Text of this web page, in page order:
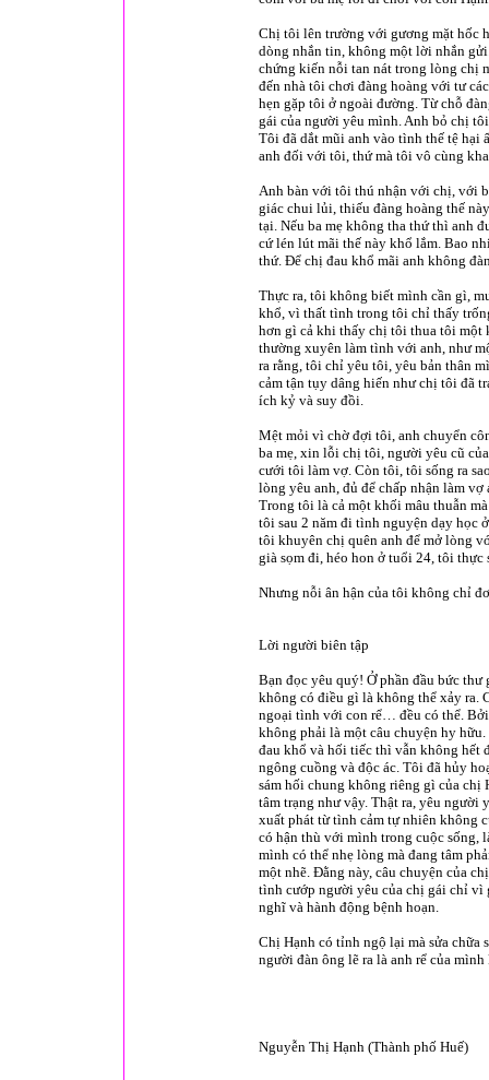
Chị tôi lên trường với gương mặt hốc
dòng nhắn tin, không một lời nhắn
chứng kiến nỗi tan nát trong lòng chị
đến nhà tôi chơi đàng hoàng với tư
hẹn gặp tôi ở ngoài đường. Từ chỗ
gái của người yêu mình. Anh bỏ chị
Tôi đã dắt mũi anh vào tình thế tệ hại
anh đối với tôi, thứ mà tôi vô cùng
Anh bàn với tôi thú nhận với chị, với
giác chui lủi, thiếu đàng hoàng thế
tại. Nếu ba mẹ không tha thứ thì anh
cứ lén lút mãi thế này khổ lắm. Bao
thứ. Để chị đau khổ mãi anh không
Thực ra, tôi không biết mình cần gì,
khổ, vì thất tình trong tôi chỉ thấy
hơn gì cả khi thấy chị tôi thua tôi một
thường xuyên làm tình với anh, như
ra rằng, tôi chỉ yêu tôi, yêu bản thân
cảm tận tụy dâng hiến như chị tôi đã
ích kỷ và suy đồi.
Mệt mỏi vì chờ đợi tôi, anh chuyển
ba mẹ, xin lỗi chị tôi, người yêu cũ
cưới tôi làm vợ. Còn tôi, tôi sống ra
lòng yêu anh, đủ để chấp nhận làm
Trong tôi là cả một khối mâu thuẫn
tôi sau 2 năm đi tình nguyện dạy học
tôi khuyên chị quên anh để mở lòng
già sọm đi, héo hon ở tuổi 24, tôi thực
Nhưng nỗi ân hận của tôi không chỉ
Lời người biên tập
Bạn đọc yêu quý! Ở phần đầu bức
không có điều gì là không thể xảy ra.
ngoại tình với con rể… đều có thể.
không phải là một câu chuyện hy
đau khổ và hối tiếc thì vẫn không hết
ngông cuồng và độc ác. Tôi đã hủy
sám hối chung không riêng gì của chị
tâm trạng như vậy. Thật ra, yêu
xuất phát từ tình cảm tự nhiên không
có hận thù với mình trong cuộc sống,
mình có thể nhẹ lòng mà đang tâm
một nhẽ. Đằng này, câu chuyện của
tình cướp người yêu của chị gái chỉ vì
nghĩ và hành động bệnh hoạn.
Chị Hạnh có tỉnh ngộ lại mà sửa chữa
người đàn ông lẽ ra là anh rể của
Nguyễn Thị Hạnh (Thành phố Huế)